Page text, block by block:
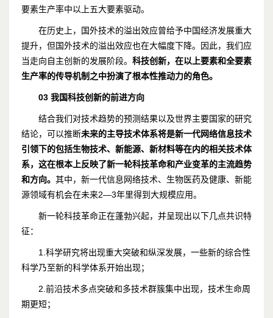
要素生产率中以上五大要素驱动。
在历史上，国外技术的溢出效应曾给予中国经济发展重大
提升，但国外技术的溢出效应也在大幅度下降。因此，我们应
当走向自主创新的发展阶段。 科技创新，在以上要素和全要素
生产率的传导机制之中扮演了根本性推动力的角色。
03 我国科技创新的前进方向
结合我们对技术趋势的预测结果以及世界主要国家的研究
结论，可以推断未来的主导技术体系将是新一代网络信息技术
引领下的包括生物技术、新能源、新材料等在内的相关技术体
系，这在根本上反映了新一轮科技革命和产业变革的主流趋势
和方向。 其中，新一代信息网络技术、生物医药及健康、新能
源领域有机会在未来2—3年里得到大规模应用。
新一轮科技革命正在蓬勃兴起，并呈现出以下几点共识特
征：
1.科学研究将出现重大突破和纵深发展，一些新的综合性
科学乃至新的科学体系开始出现；
2.前沿技术多点突破和多技术群簇集中出现，技术生命周
期更短；